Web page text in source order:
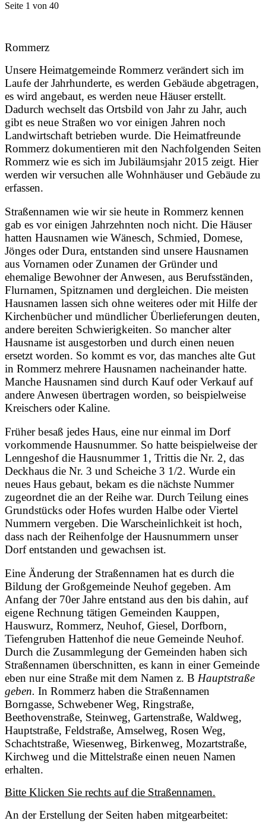
Seite 1 von 40
Rommerz
Unsere Heimatgemeinde Rommerz verändert sich im
Laufe der Jahrhunderte, es werden Gebäude abgetragen,
es wird angebaut, es werden neue Häuser erstellt.
Dadurch wechselt das Ortsbild von Jahr zu Jahr, auch
gibt es neue Straßen wo vor einigen Jahren noch
Landwirtschaft betrieben wurde. Die Heimatfreunde
Rommerz dokumentieren mit den Nachfolgenden Seiten
Rommerz wie es sich im Jubiläumsjahr 2015 zeigt. Hier
werden wir versuchen alle Wohnhäuser und Gebäude zu
erfassen.
Straßennamen wie wir sie heute in Rommerz kennen
gab es vor einigen Jahrzehnten noch nicht. Die Häuser
hatten Hausnamen wie Wänesch, Schmied, Domese,
Jönges oder Dura, entstanden sind unsere Hausnamen
aus Vornamen oder Zunamen der Gründer und
ehemalige Bewohner der Anwesen, aus Berufsständen,
Flurnamen, Spitznamen und dergleichen. Die meisten
Hausnamen lassen sich ohne weiteres oder mit Hilfe der
Kirchenbücher und mündlicher Überlieferungen deuten,
andere bereiten Schwierigkeiten. So mancher alter
Hausname ist ausgestorben und durch einen neuen
ersetzt worden. So kommt es vor, das manches alte Gut
in Rommerz mehrere Hausnamen nacheinander hatte.
Manche Hausnamen sind durch Kauf oder Verkauf auf
andere Anwesen übertragen worden, so beispielweise
Kreischers oder Kaline.
Früher besaß jedes Haus, eine nur einmal im Dorf
vorkommende Hausnummer. So hatte beispielweise der
Lenngeshof die Hausnummer 1, Trittis die Nr. 2, das
Deckhaus die Nr. 3 und Scheiche 3 1/2. Wurde ein
neues Haus gebaut, bekam es die nächste Nummer
zugeordnet die an der Reihe war. DurchTeilung eines
Grundstücks oder Hofes wurden Halbe oder Viertel
Nummern vergeben. Die Warscheinlichkeit ist hoch,
dass nach der Reihenfolge der Hausnummern unser
Dorf entstanden und gewachsen ist.
Eine Änderung der Straßennamen hat es durch die
Bildung der Großgemeinde Neuhof gegeben. Am
Anfang der 70er Jahre entstand aus den bis dahin, auf
eigene Rechnung tätigen Gemeinden Kauppen,
Hauswurz, Rommerz, Neuhof, Giesel, Dorfborn,
Tiefengruben Hattenhof die neue Gemeinde Neuhof.
Durch die Zusammlegung der Gemeinden haben sich
Straßennamen überschnitten, es kann in einer Gemeinde
eben nur eine Straße mit dem Namen z. B Hauptstraße
geben. In Rommerz haben die Straßennamen
Borngasse, Schwebener Weg, Ringstraße,
Beethovenstraße, Steinweg, Gartenstraße, Waldweg,
Hauptstraße, Feldstraße, Amselweg, Rosen Weg,
Schachtstraße, Wiesenweg, Birkenweg, Mozartstraße,
Kirchweg und die Mittelstraße einen neuen Namen
erhalten.
Bitte Klicken Sie rechts auf die Straßennamen.
An der Erstellung der Seiten haben mitgearbeitet: